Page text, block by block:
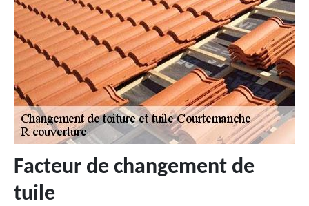
Facteur de changement de
tuile